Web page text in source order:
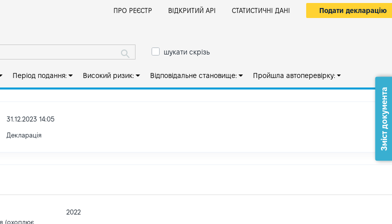
ПРО РЕЄСТР ВІДКРИТИЙ АРІ СТАТИСТИЧНІ ДАНІ Подати декларацію
шукати скрізь
Період подання: Високий ризик: Відповідальне становище: Пройшла автоперевірку:
31.12.2023 14:05
Декларація
(охоплює
2022
Зміст документа